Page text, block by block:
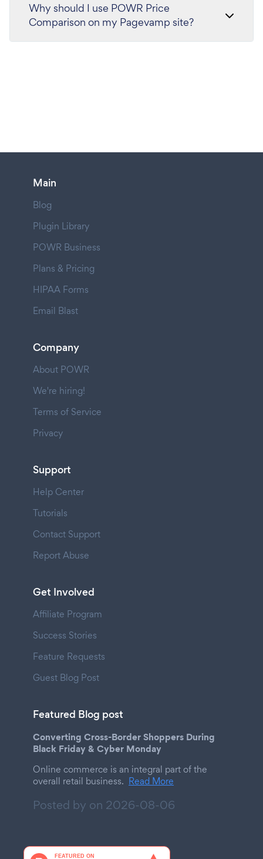
Why should I use POWR Price
Comparison on my Pagevamp site?
Main
Blog
Plugin Library
POWR Business
Plans & Pricing
HIPAA Forms
Email Blast
Company
About POWR
We're hiring!
Terms of Service
Privacy
Support
Help Center
Tutorials
Contact Support
Report Abuse
Get Involved
Affiliate Program
Success Stories
Feature Requests
Guest Blog Post
Featured Blog post
Converting Cross-Border Shoppers During
Black Friday & Cyber Monday
Online commerce is an integral part of the
overall retail business. Read More
Posted by on 2026-08-06